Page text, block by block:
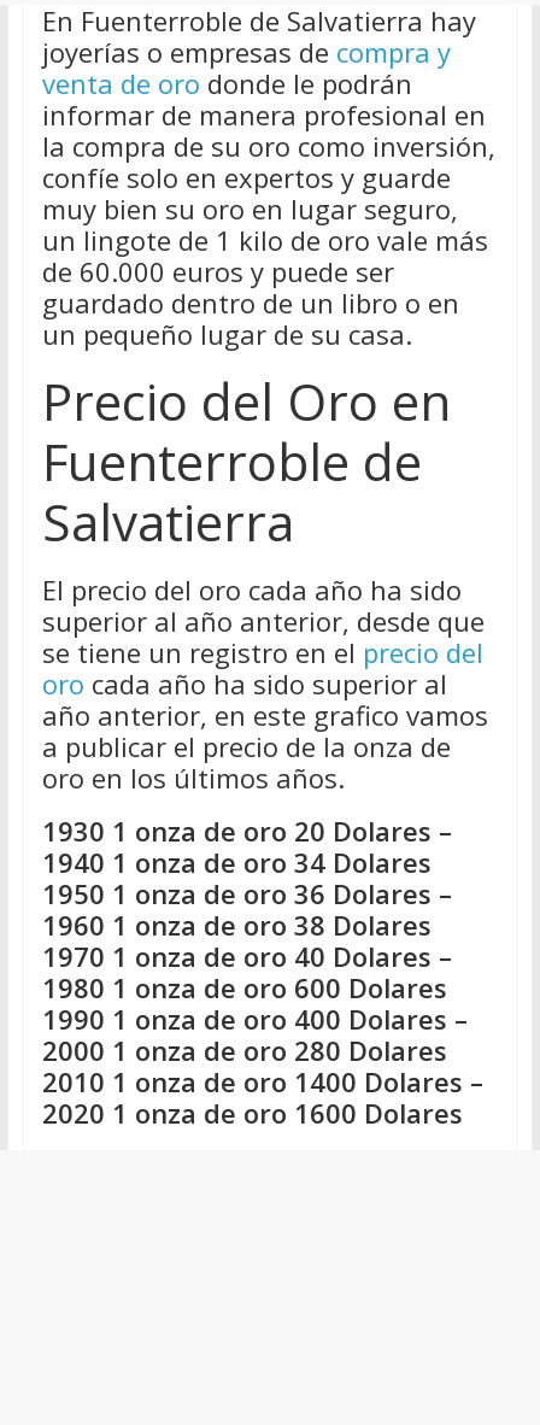
En Fuenterroble de Salvatierra hay
joyerías o empresas de compra y
venta de oro donde le podrán
informar de manera profesional en
la compra de su oro como inversión,
confíe solo en expertos y guarde
muy bien su oro en lugar seguro,
un lingote de 1 kilo de oro vale más
de 60.000 euros y puede ser
guardado dentro de un libro o en
un pequeño lugar de su casa.
Precio del Oro en
Fuenterroble de
Salvatierra
El precio del oro cada año ha sido
superior al año anterior, desde que
se tiene un registro en el precio del
oro cada año ha sido superior al
año anterior, en este grafico vamos
a publicar el precio de la onza de
oro en los últimos años.
1930 1 onza de oro 20 Dolares –
1940 1 onza de oro 34 Dolares
1950 1 onza de oro 36 Dolares –
1960 1 onza de oro 38 Dolares
1970 1 onza de oro 40 Dolares –
1980 1 onza de oro 600 Dolares
1990 1 onza de oro 400 Dolares –
2000 1 onza de oro 280 Dolares
2010 1 onza de oro 1400 Dolares –
2020 1 onza de oro 1600 Dolares